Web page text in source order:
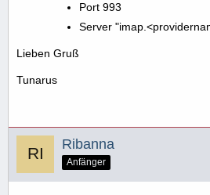
Port 993
Server
Lieben Gruß
Tunarus
Ribanna
Anfänger